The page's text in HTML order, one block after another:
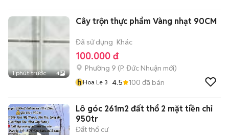
1 phút trước 4
Cây trộn thực phẩm Vàng nhạt 90CM
Đã sử dụng Khác
100.000 đ
Phường 9 (P. Đức Nhuận mới)
hHoa Le 3 4.5 100 đã bán
Lô góc 261m2 đất thổ 2 mặt tiền chỉ
950tr
Đất thổ cư